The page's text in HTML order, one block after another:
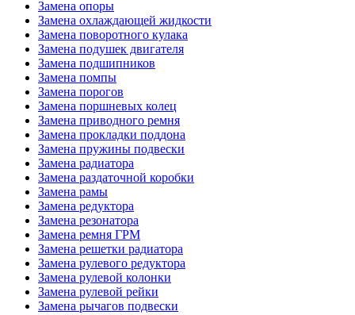
Замена опоры
Замена охлаждающей жидкости
Замена поворотного кулака
Замена подушек двигателя
Замена подшипников
Замена помпы
Замена порогов
Замена поршневых колец
Замена приводного ремня
Замена прокладки поддона
Замена пружины подвески
Замена радиатора
Замена раздаточной коробки
Замена рамы
Замена редуктора
Замена резонатора
Замена ремня ГРМ
Замена решетки радиатора
Замена рулевого редуктора
Замена рулевой колонки
Замена рулевой рейки
Замена рычагов подвески